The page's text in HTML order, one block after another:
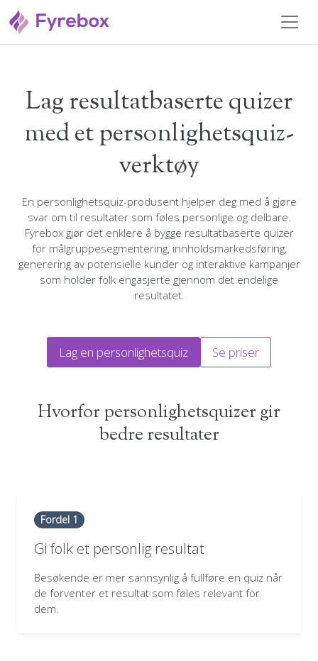
Lag resultatbaserte quizer
med et personlighetsquiz-
verktøy
En personlighetsquiz-produsent hjelper deg med å gjøre
svar om til resultater som føles personlige og delbare.
Fyrebox gjør det enklere å bygge resultatbaserte quizer
for målgruppesegmentering, innholdsmarkedsføring,
generering av potensielle kunder og interaktive kampanjer
som holder folk engasjerte gjennom det endelige
resultatet.
Lag en personlighetsquiz Se priser
Hvorfor personlighetsquizer gir
bedre resultater
Fordel 1
Gi folk et personlig resultat
Besøkende er mer sannsynlig å fullføre en quiz når
de forventer et resultat som føles relevant for
dem.